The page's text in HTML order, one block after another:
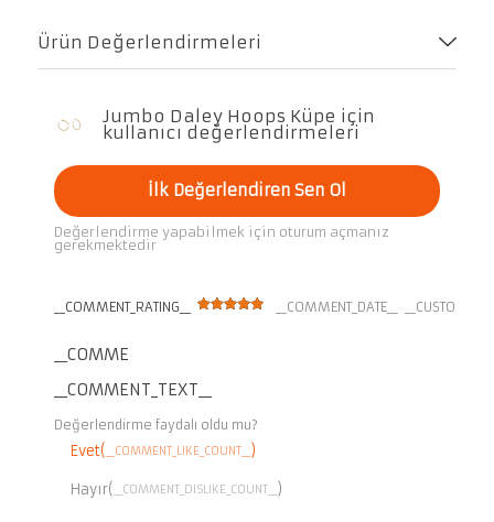
Ürün Değerlendirmeleri
Jumbo Daley Hoops Küpe için
kullanıcı değerlendirmeleri
İlk Değerlendiren Sen Ol
Değerlendirme yapabilmek için oturum açmanız
gerekmektedir
__COMMENT_RATING__ __COMMENT_DATE__
__COMMENT_THUMBNAIL_IMG__
__COMMENT_TEXT__
Değerlendirme faydalı oldu mu?
Evet( __COMMENT_LIKE_COUNT__ )
Hayır( __COMMENT_DISLIKE_COUNT__ )